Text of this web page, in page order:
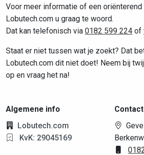
Voor meer informatie of een
Lobutech.com u graag te woord.
Dat kan telefonisch via 0182 599 224 of
Staat er niet tussen wat je zoekt? Dat
Lobutech.com dit niet doet! Neem bij
op en vraag het na!
Algemene info
Lobutech.com
KvK: 29045169